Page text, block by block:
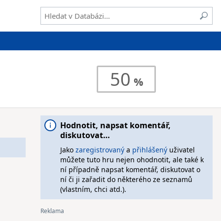
50
Hodnotit, napsat komentář,
diskutovat…
Jako zaregistrovanýa přihlášenýuživatel
můžete tuto hru nejen ohodnotit, ale také k
ní případně napsat komentář, diskutovat o
ní či ji zařadit do některého ze seznamů
(vlastním, chci atd.).